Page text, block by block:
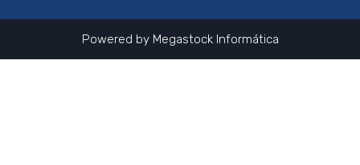
Powered by Megastock Informática